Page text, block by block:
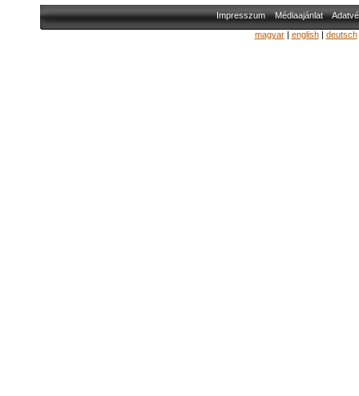
Impresszum Médiaajánlat
magyar| english| deutsch